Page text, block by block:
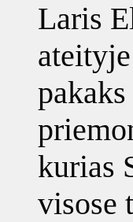
Laris
kurias
visose